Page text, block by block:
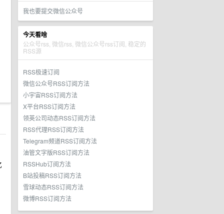
我也要提交微信公众号
今天看啥
公众号rss, 微信rss, 微信公众号rss订阅, 稳定的
RSS源
RSS极速订阅
微信公众号RSS订阅方法
小宇宙RSS订阅方法
X平台RSS订阅方法
领英公司动态RSS订阅方法
RSS代理RSS订阅方法
Telegram频道RSS订阅方法
油管文字版RSS订阅方法
RSSHub订阅方法
B站投稿RSS订阅方法
雪球动态RSS订阅方法
微博RSS订阅方法